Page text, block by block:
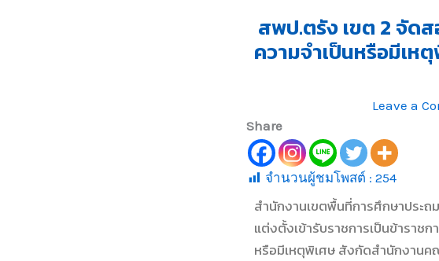
สพป.ตรัง เขต 2 จัด
ความจำเป็นหรือมีเ
Leave a
Share
จำนวนผู้ชมโพสต์ : 254
สำนักงานเขตพื้นที่การศึกษาประ
แต่งตั้งเข้ารับราชการเป็นข้าราช
หรือมีเหตุพิเศษ สังกัดสำนักงานค